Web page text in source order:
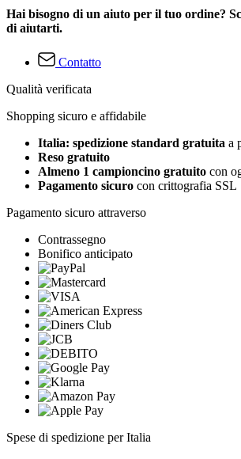
Hai bisogno di un aiuto per il tuo ordine?
di aiutarti.
Contatto
Qualità verificata
Shopping sicuro e affidabile
Italia: spedizione standard gratuita a
Reso gratuito
Almeno 1 campioncino gratuito con
Pagamento sicuro con crittografia SSL
Pagamento sicuro attraverso
Contrassegno
Bonifico anticipato
Spese di spedizione per Italia